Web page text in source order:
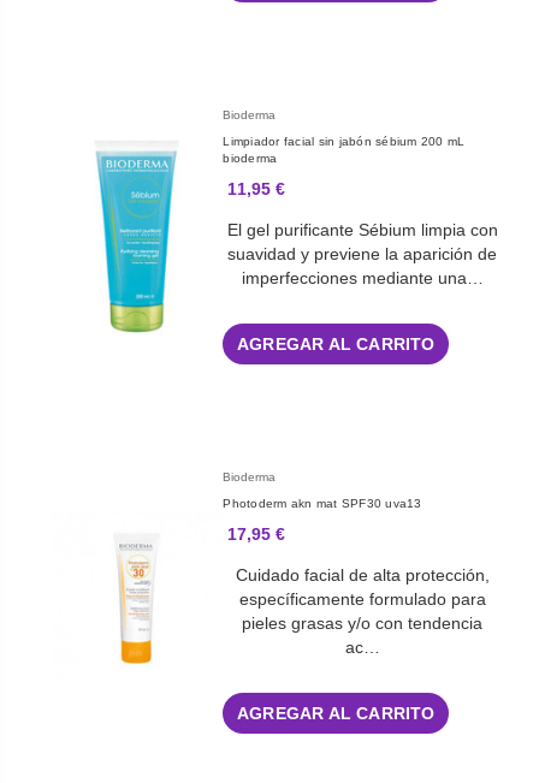
Bioderma
Limpiador facial sin jabón sébium 200 mL
bioderma
11,95 €
El gel purificante Sébium limpia con
suavidad y previene la aparición de
imperfecciones mediante una…
AGREGAR AL CARRITO
Bioderma
Photoderm akn mat SPF30 uva13
17,95 €
Cuidado facial de alta protección,
específicamente formulado para
pieles grasas y/o con tendencia
ac…
AGREGAR AL CARRITO